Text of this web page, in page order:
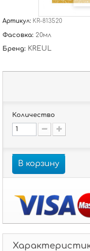
Артикул: KR-813520
Фасовка: 20мл
Бренд: KREUL
Количество
В корзину